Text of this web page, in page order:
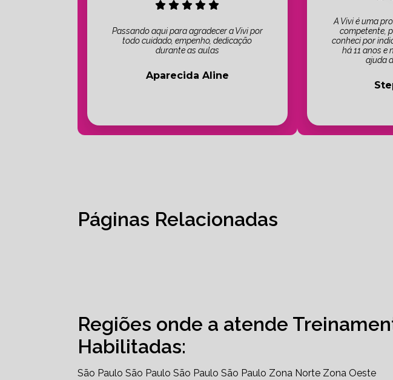
Passando aqui para agradecer a Vivi por
todo cuidado, empenho, dedicação
durante as aulas
Aparecida Aline
A Vivi é uma
competente,
conheci por
há 11 anos e
ajuda
Páginas Relacionadas
Regiões onde a atende
Habilitadas:
São Paulo São Paulo São Paulo São Paulo Zona Norte Zona Oeste